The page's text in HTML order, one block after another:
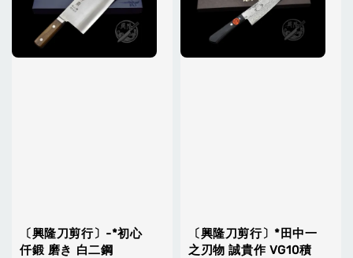
〔興隆刀剪行〕-*初心
仟鍛 磨き 白二鋼
〔興隆刀剪行〕*田中一
之刃物 誠貴作 VG10積